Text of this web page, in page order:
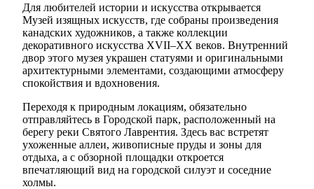
Для любителей истории и искусства открывается
Музей изящных искусств, где собраны произведения
канадских художников, а также коллекции
декоративного искусства XVII–XX веков. Внутренний
двор этого музея украшен статуями и оригинальными
архитектурными элементами, создающими атмосферу
спокойствия и вдохновения.
Переходя к природным локациям, обязательно
отправляйтесь в Городской парк, расположенный на
берегу реки Святого Лаврентия. Здесь вас встретят
ухоженные аллеи, живописные пруды и зоны для
отдыха, а с обзорной площадки откроется
впечатляющий вид на городской силуэт и соседние
холмы.